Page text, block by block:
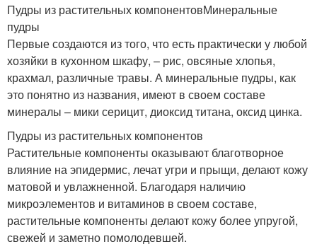
Пудры из растительных компонентовМинеральные
пудры
Первые создаются из того, что есть практически у любой
хозяйки в кухонном шкафу, – рис, овсяные хлопья,
крахмал, различные травы. А минеральные пудры, как
это понятно из названия, имеют в своем составе
минералы – мики серицит, диоксид титана, оксид цинка.
Пудры из растительных компонентов
Растительные компоненты оказывают благотворное
влияние на эпидермис, лечат угри и прыщи, делают кожу
матовой и увлажненной. Благодаря наличию
микроэлементов и витаминов в своем составе,
растительные компоненты делают кожу более упругой,
свежей и заметно помолодевшей.